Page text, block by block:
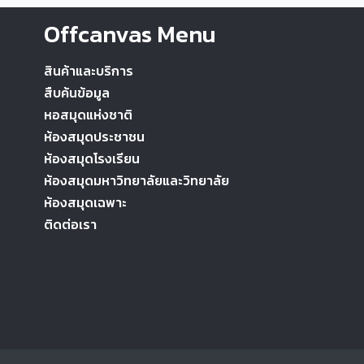
Offcanvas Menu
สินค้าและบริการ
สืบค้นข้อมูล
หอสมุดแห่งชาติ
ห้องสมุดประชาชน
ห้องสมุดโรงเรียน
ห้องสมุดมหาวิทยาลัยและวิทยาลัย
ห้องสมุดเฉพาะ
ติดต่อเรา